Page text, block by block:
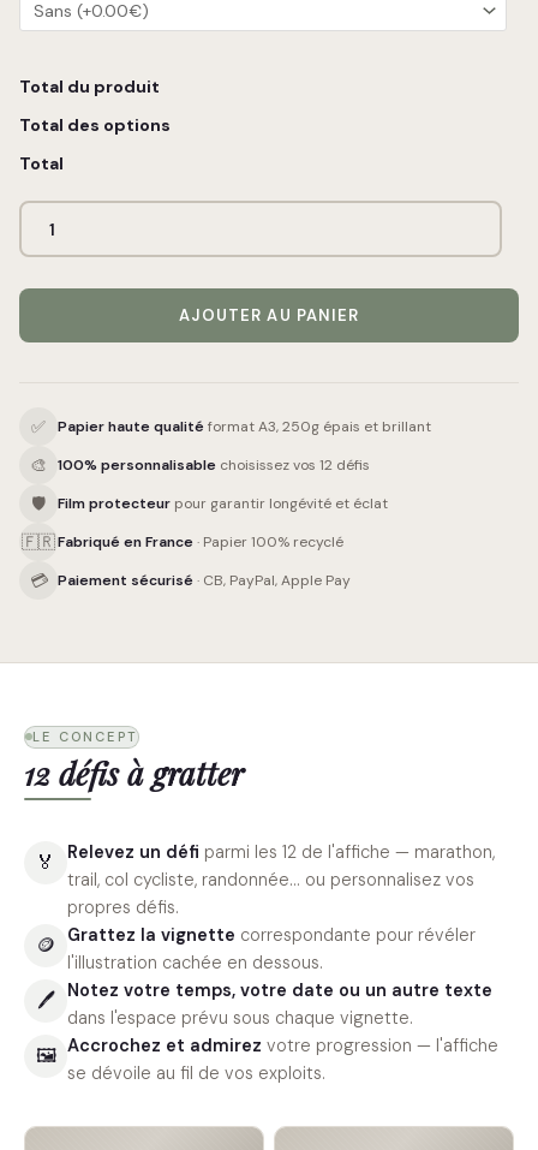
Total du produit
Total des options
Total
AJOUTER AU PANIER
✅ Papier haute qualité format A3, 250g épais et brillant
🎨 100% personnalisable choisissez vos 12 défis
🛡 Film protecteur pour garantir longévité et éclat
🇫🇷Fabriqué en France · Papier 100% recyclé
💳 Paiement sécurisé · CB, PayPal, Apple Pay
LE CONCEPT
12 défis à gratter
🏅 Relevez un défi parmi les 12 de l'affiche — marathon,
trail, col cycliste, randonnée… ou personnalisez vos
propres défis.
🪙 Grattez la vignette correspondante pour révéler
l'illustration cachée en dessous.
🖊
Notez votre temps, votre date ou un autre texte
dans l'espace prévu sous chaque vignette.
🖼 Accrochez et admirez votre progression — l'affiche
se dévoile au fil de vos exploits.